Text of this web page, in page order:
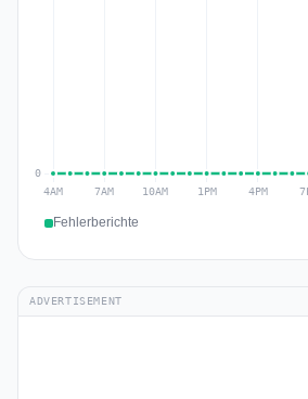
Fehlerberichte
ADVERTISEMENT